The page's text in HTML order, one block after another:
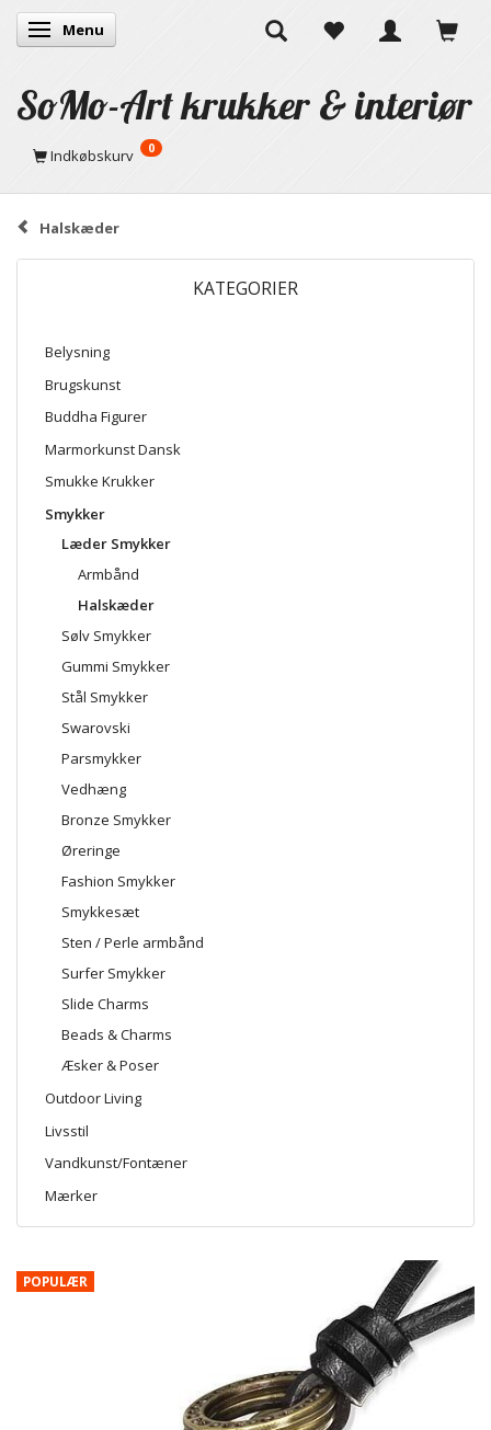
Skifte navigation
Menu
SoMo-Art krukker & interiør
Indkøbskurv 0
Halskæder
KATEGORIER
Belysning
Brugskunst
Buddha Figurer
Marmorkunst Dansk
Smukke Krukker
Smykker
Læder Smykker
Armbånd
Halskæder
Sølv Smykker
Gummi Smykker
Stål Smykker
Swarovski
Parsmykker
Vedhæng
Bronze Smykker
Øreringe
Fashion Smykker
Smykkesæt
Sten / Perle armbånd
Surfer Smykker
Slide Charms
Beads & Charms
Æsker & Poser
Outdoor Living
Livsstil
Vandkunst/Fontæner
Mærker
POPULÆR